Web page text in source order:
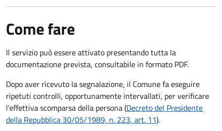
Come fare
Il servizio può essere attivato presentando tutta la
documentazione prevista, consultabile in formato PDF.
Dopo aver ricevuto la segnalazione, il Comune fa eseguire
ripetuti controlli, opportunamente intervallati, per verificare
l'effettiva scomparsa della persona (Decreto del Presidente
della Repubblica 30/05/1989, n. 223, art. 11).